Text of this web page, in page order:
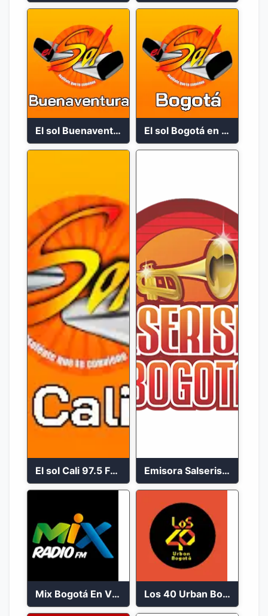
El sol Buenaventura 92.1 FM En Vivo El sol Bogotá en vivo 105.4
El sol Cali 97.5 FM en vivo Emisora Salserisima Bogotá En Vivo
Mix Bogotá En Vivo 92.9 FM Los 40 Urban Bogotá